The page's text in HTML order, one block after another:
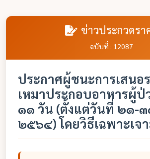
ข่าวประกวดรา
ฉบับที่ : 12087
ประกาศผู้ชนะการเสนอ
เหมาประกอบอาหารผู้ป่
๑๑ วัน (ตั้งแต่วันที่ ๒๑-
๒๕๖๔) โดยวิธีเฉพาะเจ